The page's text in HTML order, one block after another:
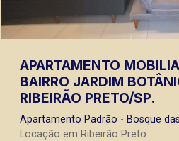
APARTAMENTO
BAIRRO JARDIM
RIBEIRÃO PRETO/SP.
Apartamento Padrão - Bosque
Locação em Ribeirão Preto